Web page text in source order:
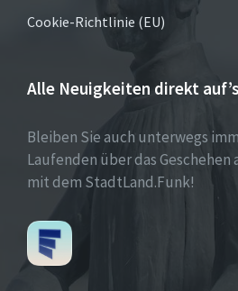
Cookie-Richtlinie (EU)
Alle Neuigkeiten direkt
Bleiben Sie auch unterwegs
Laufenden über das
mit dem StadtLand.Funk!